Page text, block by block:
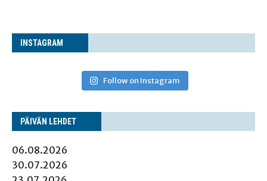
INS­TA­GRAM
Follow on Instagram
PÄI­VÄN LEHDET
06.08.2026
30.07.2026